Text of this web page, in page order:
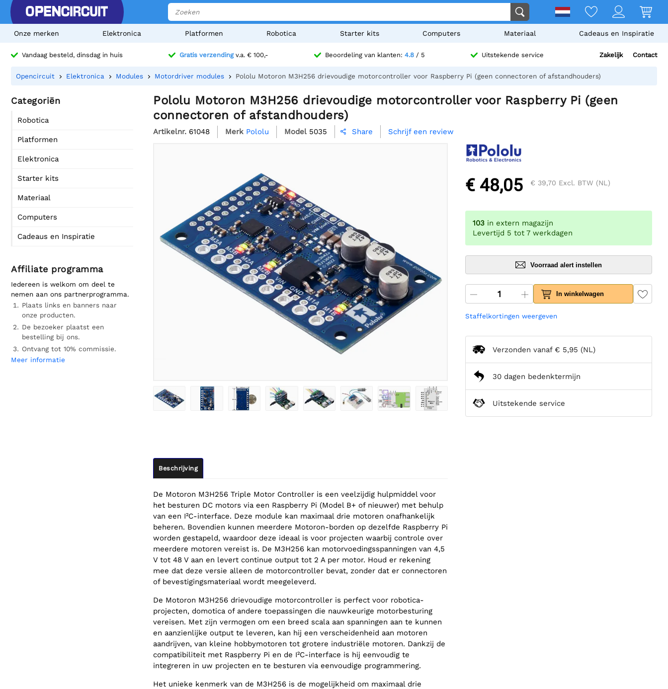
Onze merken Elektronica Platformen Robotica Starter kits Computers Materiaal Cadeaus en Inspiratie
Vandaag besteld, dinsdag in huis Gratis verzendingv.a. € 100,- Beoordeling van klanten: 4.8 / 5 Uitstekende service Zakelijk Contact
Opencircuit Elektronica Modules Motordriver modules Pololu Motoron M3H256 drievoudige motorcontroller voor Raspberry Pi (geen connectoren of afstandhouders)
Categoriën
Robotica
Platformen
Elektronica
Starter kits
Materiaal
Computers
Cadeaus en Inspiratie
Affiliate programma
Iedereen is welkom om deel te
nemen aan ons partnerprogramma.
Plaats links en banners naar
onze producten.
De bezoeker plaatst een
bestelling bij ons.
Ontvang tot 10% commissie.
Meer informatie
Pololu Motoron M3H256 drievoudige motorcontroller voor Raspberry Pi (geen
connectoren of afstandhouders)
Artikelnr. 61048 Merk Pololu Model 5035  Share Schrijf een review
Beschrijving
De Motoron M3H256 Triple Motor Controller is een veelzijdig hulpmiddel voor
het besturen DC motors via een Raspberry Pi (Model B+ of nieuwer) met behulp
van een I²C-interface. Deze module kan maximaal drie motoren onafhankelijk
beheren. Bovendien kunnen meerdere Motoron-borden op dezelfde Raspberry Pi
worden gestapeld, waardoor deze ideaal is voor projecten waarbij controle over
meerdere motoren vereist is. De M3H256 kan motorvoedingsspanningen van 4,5
V tot 48 V aan en levert continue output tot 2 A per motor. Houd er rekening
mee dat deze versie alleen de motorcontroller bevat, zonder dat er connectoren
of bevestigingsmateriaal wordt meegeleverd.
De Motoron M3H256 drievoudige motorcontroller is perfect voor robotica-
projecten, domotica of andere toepassingen die nauwkeurige motorbesturing
vereisen. Met zijn vermogen om een breed scala aan spanningen aan te kunnen
en aanzienlijke output te leveren, kan hij een verscheidenheid aan motoren
aandrijven, van kleine hobbymotoren tot grotere industriële motoren. Dankzij de
compatibiliteit met Raspberry Pi en de I²C-interface is hij eenvoudig te
integreren in uw projecten en te besturen via eenvoudige programmering.
Het unieke kenmerk van de M3H256 is de mogelijkheid om maximaal drie
€ 48,05 € 39,70 Excl. BTW (NL)
103 in extern magazijn
Levertijd 5 tot 7 werkdagen
Voorraad alert instellen
In winkelwagen
Staffelkortingen weergeven
Verzonden vanaf € 5,95 (NL)
30 dagen bedenktermijn
Uitstekende service